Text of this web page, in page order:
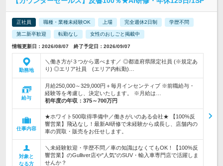
正社員 職種・業種未経験OK 上場 完全週休2日制 学歴不問
第二新卒歓迎 転勤なし 女性のおしごと掲載中
情報更新日：2026/08/07 終了予定日：2026/09/07
勤務地
＼働き方が３つから選べます／ ◎都道府県限定社員 (※規定あ
り) ◎エリア社員 (エリア内転勤)…
給与
月給250,000～329,000円＋毎月インセンティブ ※前職給与・
経験等を考慮し、決定いたします。 ※月給は…
初年度の年収： 375～700万円
仕事内容
★ホワイト500取得準備中／働きがいのある会社★ 【100%反
響営業】飛込なし！最新AI研修で未経験から成長し、店舗内の
車の買取・販売をお任せします。
対象と
なる方
＼未経験歓迎・学歴不問／車の知識はなくてもOK！【100%反
響営業】のGulliver店や"人気"のSUV・輸入車専門店で活躍しま
せんか？